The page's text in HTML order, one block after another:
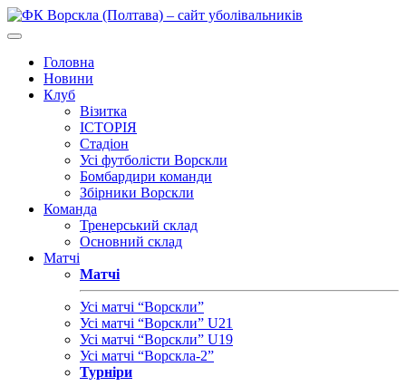
Головна
Новини
Клуб
Візитка
ІСТОРІЯ
Стадіон
Усі футболісти Ворскли
Бомбардири команди
Збірники Ворскли
Команда
Тренерський склад
Основний склад
Матчі
Матчі
Усі матчі “Ворскли”
Усі матчі “Ворскли” U21
Усі матчі “Ворскли” U19
Усі матчі “Ворскла-2”
Турніри